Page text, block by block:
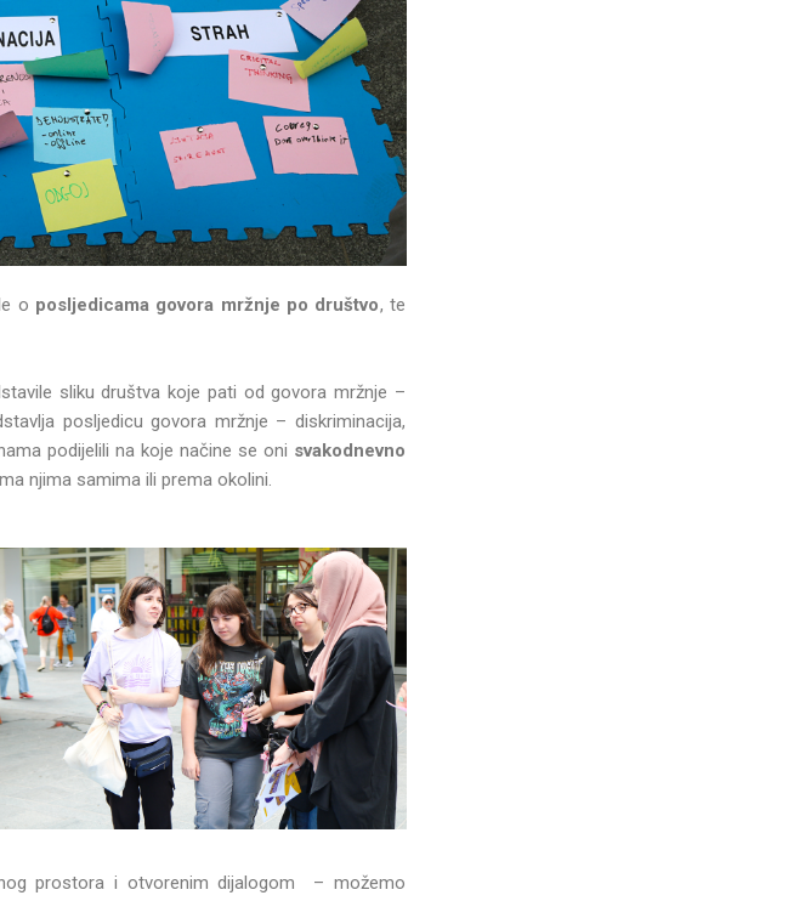
o posljedicama govora mržnje po društvo, te
sliku društva koje pati od govora mržnje –
posljedicu govora mržnje – diskriminacija,
podijelili na koje načine se oni svakodnevno
njima samima ili prema okolini.
prostora i otvorenim dijalogom – možemo